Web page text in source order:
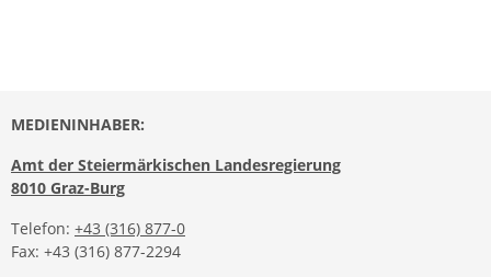
MEDIENINHABER:
Amt der Steiermärkischen Landesregierung
8010 Graz-Burg
Telefon: +43 (316) 877-0
Fax: +43 (316) 877-2294